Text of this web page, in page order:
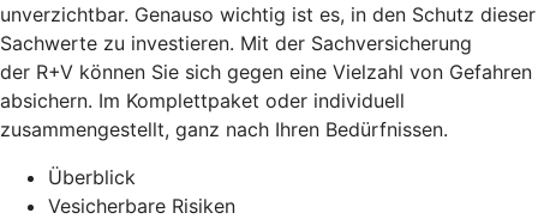
unverzichtbar. Genauso wichtig ist es, in den Schutz dieser
Sachwerte zu investieren. Mit der Sachversicherung
der R+V können Sie sich gegen eine Vielzahl von Gefahren
absichern. Im Komplettpaket oder individuell
zusammengestellt, ganz nach Ihren Bedürfnissen.
Überblick
Vesicherbare Risiken